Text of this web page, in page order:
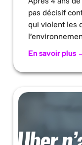
pas décisif
qui violent les
En savoir plus